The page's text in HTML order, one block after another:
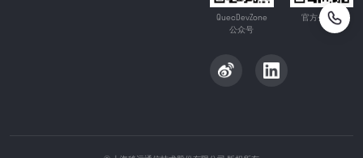
QuecDevZone
公众号
官方公众号